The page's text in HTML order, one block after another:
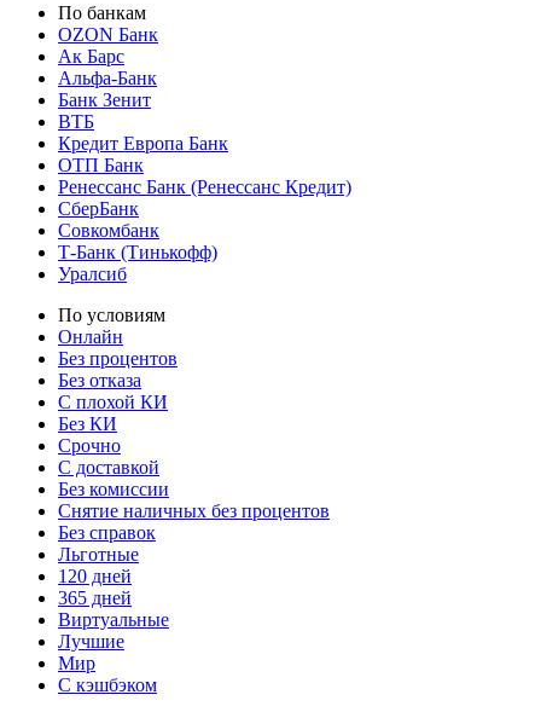
По банкам
OZON Банк
Ак Барс
Альфа-Банк
Банк Зенит
ВТБ
Кредит Европа Банк
ОТП Банк
Ренессанс Банк (Ренессанс Кредит)
СберБанк
Совкомбанк
Т-Банк (Тинькофф)
Уралсиб
По условиям
Онлайн
Без процентов
Без отказа
С плохой КИ
Без КИ
Срочно
С доставкой
Без комиссии
Снятие наличных без процентов
Без справок
Льготные
120 дней
365 дней
Виртуальные
Лучшие
Мир
С кэшбэком